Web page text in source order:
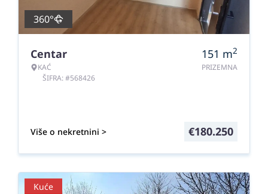
360°
Centar
KAĆ
ŠIFRA: #568426
151 m2
PRIZEMNA
Više o nekretnini > €180.250
Kuće